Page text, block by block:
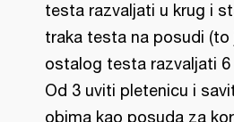
testa razvaljati u krug i
traka testa na posudi (to
ostalog testa razvaljati
Od 3 uviti pletenicu i
obima kao posuda za